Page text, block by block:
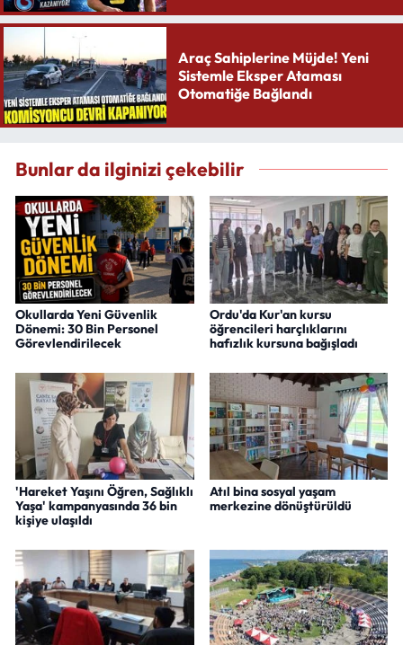
Araç Sahiplerine Müjde! Yeni
Sistemle Eksper Ataması
Otomatiğe Bağlandı
Bunlar da ilginizi çekebilir
Okullarda Yeni Güvenlik
Dönemi: 30 Bin Personel
Görevlendirilecek
Ordu'da Kur'an kursu
öğrencileri harçlıklarını
hafızlık kursuna bağışladı
'Hareket Yaşını Öğren, Sağlıklı
Yaşa' kampanyasında 36 bin
kişiye ulaşıldı
Atıl bina sosyal yaşam
merkezine dönüştürüldü